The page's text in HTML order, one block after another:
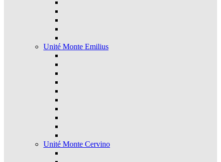
Unité Monte Emilius
Unité Monte Cervino